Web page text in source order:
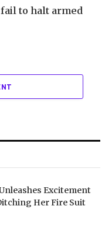
to halt armed
Excitement
Her Fire Suit